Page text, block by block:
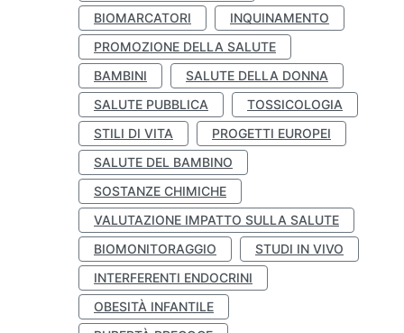
BIOMARCATORI
INQUINAMENTO
PROMOZIONE DELLA SALUTE
BAMBINI
SALUTE DELLA DONNA
SALUTE PUBBLICA
TOSSICOLOGIA
STILI DI VITA
PROGETTI EUROPEI
SALUTE DEL BAMBINO
SOSTANZE CHIMICHE
VALUTAZIONE IMPATTO SULLA SALUTE
BIOMONITORAGGIO
STUDI IN VIVO
INTERFERENTI ENDOCRINI
OBESITÀ INFANTILE